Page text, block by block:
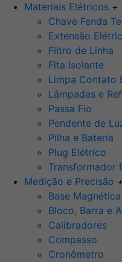
Materiais Elétricos +
Chave Fenda
Extensão
Filtro de Linha
Fita Isolante
Limpa Contato
Lâmpadas e
Passa Fio
Pendente de
Pilha e Bateria
Plug Elétrico
Transformador
Medição e Precisão +
Base Magnética
Bloco, Barra e
Calibradores
Compasso
Cronômetro